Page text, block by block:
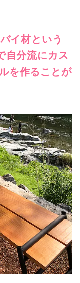
イ材という
自分流にカス
を作ることが